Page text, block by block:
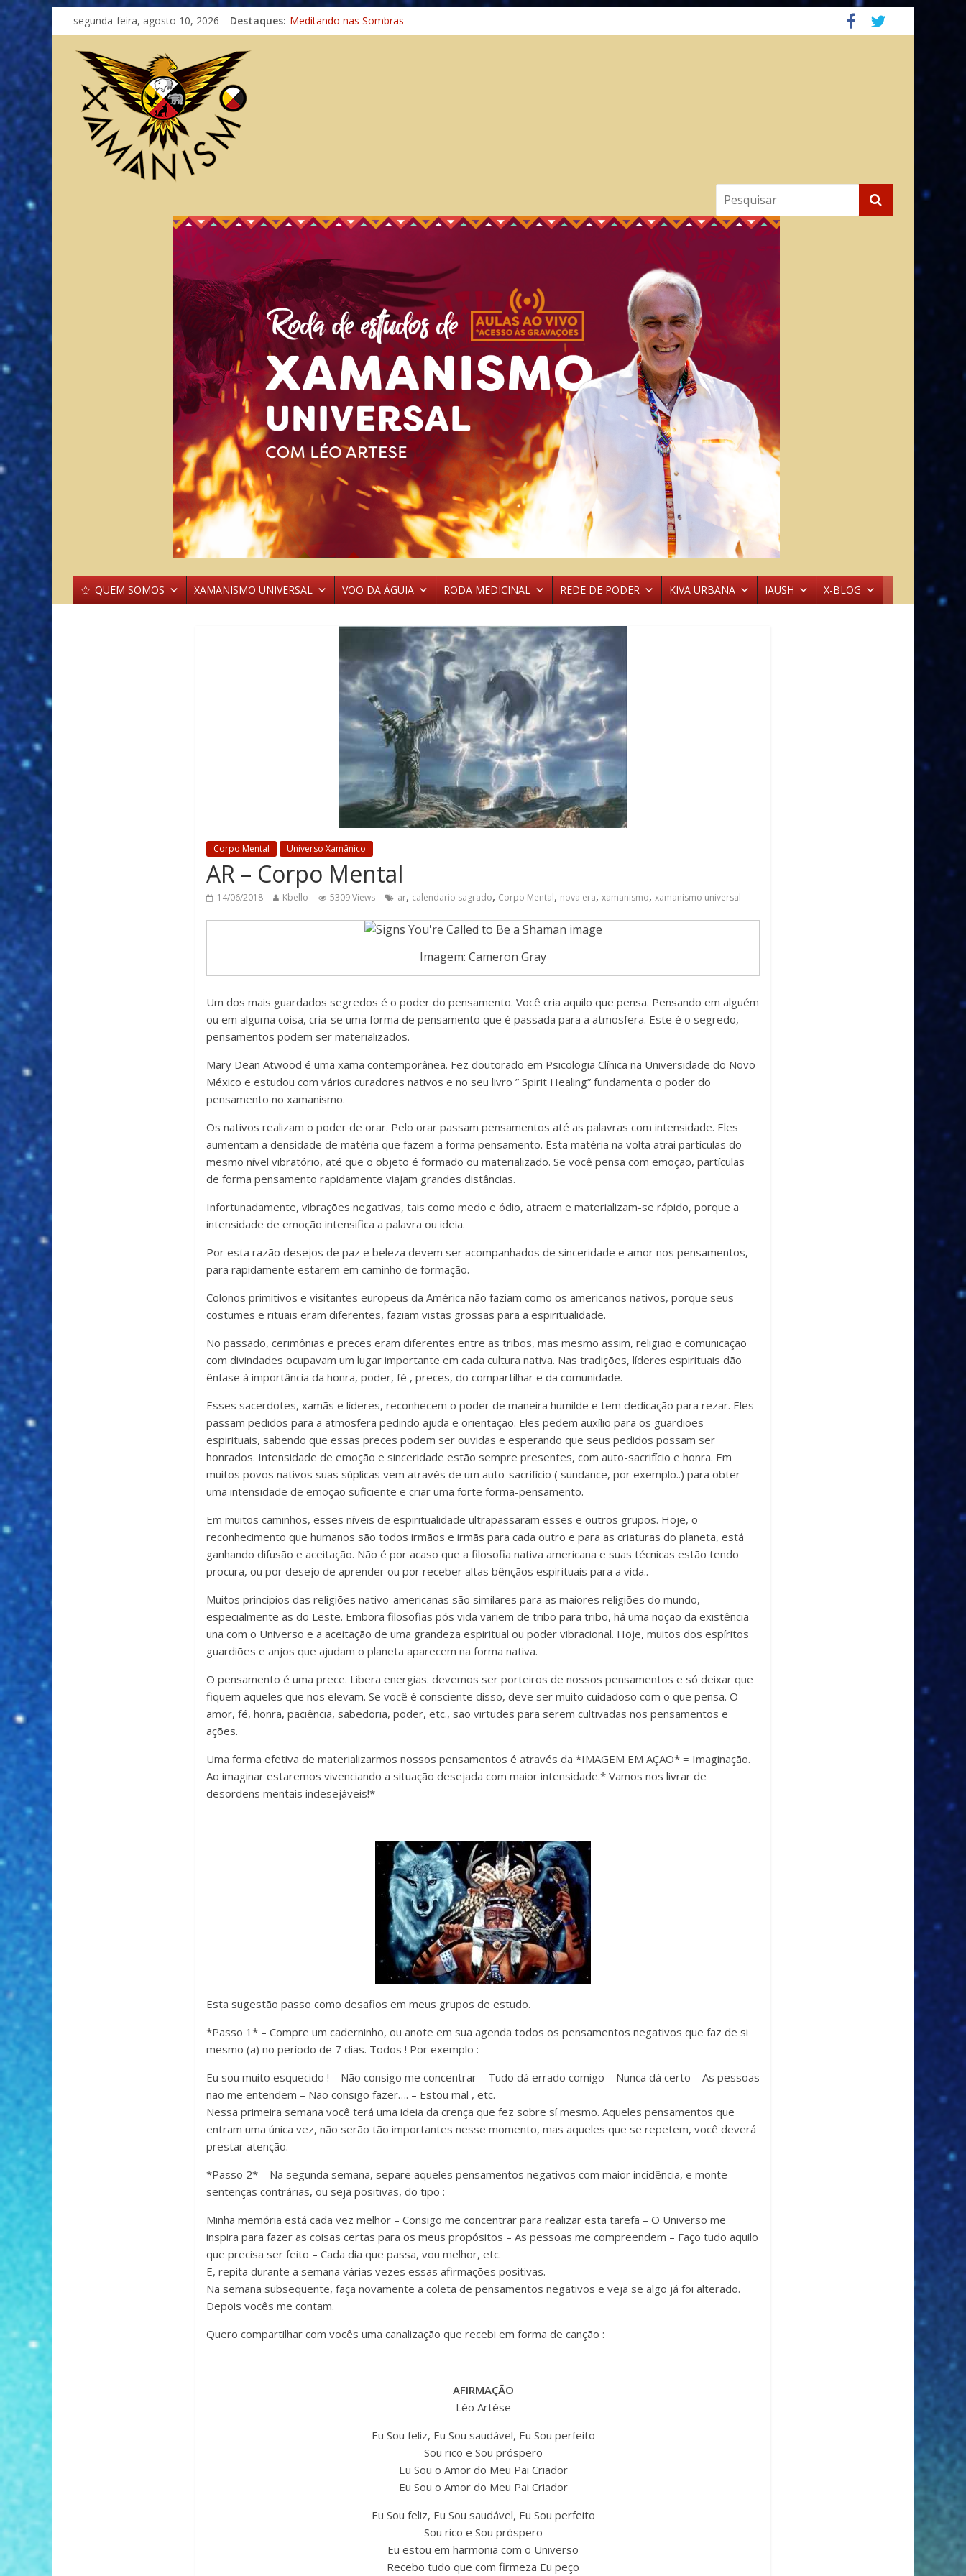
segunda-feira, agosto 10, 2026 Destaques: Meditando nas Sombras
Autosuficiência: A Jornada do Espírito Ancestral
QUEM SOMOS XAMANISMO UNIVERSAL VOO DA ÁGUIA RODA MEDICINAL REDE DE PODER KIVA URBANA IAUSH X-BLOG
Corpo Mental Universo Xamânico
AR – Corpo Mental
14/06/2018 Kbello 5309 Views ar, calendario sagrado, Corpo Mental, nova era, xamanismo, xamanismo universal
Imagem: Cameron Gray
Um dos mais guardados segredos é o poder do pensamento. Você cria aquilo que pensa. Pensando em alguém
ou em alguma coisa, cria-se uma forma de pensamento que é passada para a atmosfera. Este é o segredo,
pensamentos podem ser materializados.
Mary Dean Atwood é uma xamã contemporânea. Fez doutorado em Psicologia Clínica na Universidade do Novo
México e estudou com vários curadores nativos e no seu livro ” Spirit Healing” fundamenta o poder do
pensamento no xamanismo.
Os nativos realizam o poder de orar. Pelo orar passam pensamentos até as palavras com intensidade. Eles
aumentam a densidade de matéria que fazem a forma pensamento. Esta matéria na volta atrai partículas do
mesmo nível vibratório, até que o objeto é formado ou materializado. Se você pensa com emoção, partículas
de forma pensamento rapidamente viajam grandes distâncias.
Infortunadamente, vibrações negativas, tais como medo e ódio, atraem e materializam-se rápido, porque a
intensidade de emoção intensifica a palavra ou ideia.
Por esta razão desejos de paz e beleza devem ser acompanhados de sinceridade e amor nos pensamentos,
para rapidamente estarem em caminho de formação.
Colonos primitivos e visitantes europeus da América não faziam como os americanos nativos, porque seus
costumes e rituais eram diferentes, faziam vistas grossas para a espiritualidade.
No passado, cerimônias e preces eram diferentes entre as tribos, mas mesmo assim, religião e comunicação
com divindades ocupavam um lugar importante em cada cultura nativa. Nas tradições, líderes espirituais dão
ênfase à importância da honra, poder, fé , preces, do compartilhar e da comunidade.
Esses sacerdotes, xamãs e líderes, reconhecem o poder de maneira humilde e tem dedicação para rezar. Eles
passam pedidos para a atmosfera pedindo ajuda e orientação. Eles pedem auxílio para os guardiões
espirituais, sabendo que essas preces podem ser ouvidas e esperando que seus pedidos possam ser
honrados. Intensidade de emoção e sinceridade estão sempre presentes, com auto-sacrifício e honra. Em
muitos povos nativos suas súplicas vem através de um auto-sacrifício ( sundance, por exemplo..) para obter
uma intensidade de emoção suficiente e criar uma forte forma-pensamento.
Em muitos caminhos, esses níveis de espiritualidade ultrapassaram esses e outros grupos. Hoje, o
reconhecimento que humanos são todos irmãos e irmãs para cada outro e para as criaturas do planeta, está
ganhando difusão e aceitação. Não é por acaso que a filosofia nativa americana e suas técnicas estão tendo
procura, ou por desejo de aprender ou por receber altas bênçãos espirituais para a vida..
Muitos princípios das religiões nativo-americanas são similares para as maiores religiões do mundo,
especialmente as do Leste. Embora filosofias pós vida variem de tribo para tribo, há uma noção da existência
una com o Universo e a aceitação de uma grandeza espiritual ou poder vibracional. Hoje, muitos dos espíritos
guardiões e anjos que ajudam o planeta aparecem na forma nativa.
O pensamento é uma prece. Libera energias. devemos ser porteiros de nossos pensamentos e só deixar que
fiquem aqueles que nos elevam. Se você é consciente disso, deve ser muito cuidadoso com o que pensa. O
amor, fé, honra, paciência, sabedoria, poder, etc., são virtudes para serem cultivadas nos pensamentos e
ações.
Uma forma efetiva de materializarmos nossos pensamentos é através da *IMAGEM EM AÇÃO* = Imaginação.
Ao imaginar estaremos vivenciando a situação desejada com maior intensidade.* Vamos nos livrar de
desordens mentais indesejáveis!*
Esta sugestão passo como desafios em meus grupos de estudo.
*Passo 1* – Compre um caderninho, ou anote em sua agenda todos os pensamentos negativos que faz de si
mesmo (a) no período de 7 dias. Todos ! Por exemplo :
Eu sou muito esquecido ! – Não consigo me concentrar – Tudo dá errado comigo – Nunca dá certo – As pessoas
não me entendem – Não consigo fazer…. – Estou mal , etc.
Nessa primeira semana você terá uma ideia da crença que fez sobre sí mesmo. Aqueles pensamentos que
entram uma única vez, não serão tão importantes nesse momento, mas aqueles que se repetem, você deverá
prestar atenção.
*Passo 2* – Na segunda semana, separe aqueles pensamentos negativos com maior incidência, e monte
sentenças contrárias, ou seja positivas, do tipo :
Minha memória está cada vez melhor – Consigo me concentrar para realizar esta tarefa – O Universo me
inspira para fazer as coisas certas para os meus propósitos – As pessoas me compreendem – Faço tudo aquilo
que precisa ser feito – Cada dia que passa, vou melhor, etc.
E, repita durante a semana várias vezes essas afirmações positivas.
Na semana subsequente, faça novamente a coleta de pensamentos negativos e veja se algo já foi alterado.
Depois vocês me contam.
Quero compartilhar com vocês uma canalização que recebi em forma de canção :
AFIRMAÇÃO
Léo Artése
Eu Sou feliz, Eu Sou saudável, Eu Sou perfeito
Sou rico e Sou próspero
Eu Sou o Amor do Meu Pai Criador
Eu Sou o Amor do Meu Pai Criador
Eu Sou feliz, Eu Sou saudável, Eu Sou perfeito
Sou rico e Sou próspero
Eu estou em harmonia com o Universo
Recebo tudo que com firmeza Eu peço